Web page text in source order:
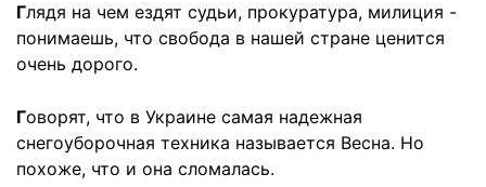
Глядя на чем ездят судьи, прокуратура, милиция -
понимаешь, что свобода в нашей стране ценится
очень дорого.
Говорят, что в Украине самая надежная
снегоуборочная техника называется Весна. Но
похоже, что и она сломалась.